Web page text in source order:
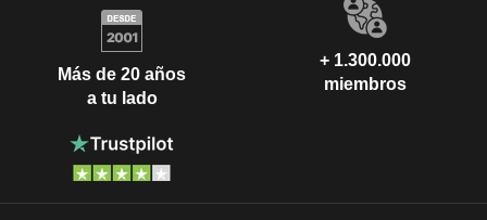
Más de 20 años
a tu lado
+ 1.300.000
miembros